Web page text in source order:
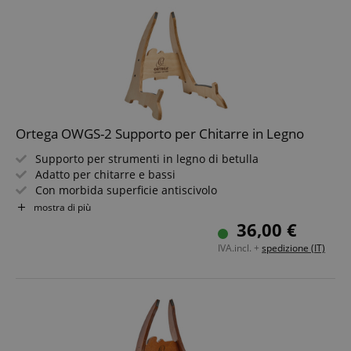
Ortega OWGS-2 Supporto per Chitarre in Legno
Supporto per strumenti in legno di betulla
Adatto per chitarre e bassi
Con morbida superficie antiscivolo
Montaggio semplice e veloce
mostra di più
36,00 €
IVA.incl. + spedizione (IT)